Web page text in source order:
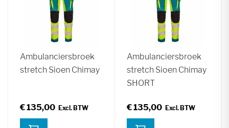
Ambulanciersbroek
stretch Sioen Chimay
€ 135,00
Ambulanciersbroek
stretch Sioen Chimay
SHORT
€ 135,00